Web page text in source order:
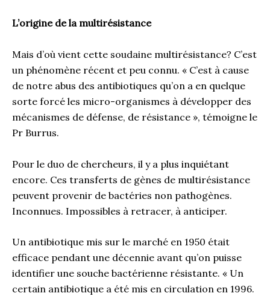
L’origine de la multirésistance
Mais d’où vient cette soudaine multirésistance? C’est
un phénomène récent et peu connu. « C’est à cause
de notre abus des antibiotiques qu’on a en quelque
sorte forcé les micro-organismes à développer des
mécanismes de défense, de résistance », témoigne le
Pr Burrus.
Pour le duo de chercheurs, il y a plus inquiétant
encore. Ces transferts de gènes de multirésistance
peuvent provenir de bactéries non pathogènes.
Inconnues. Impossibles à retracer, à anticiper.
Un antibiotique mis sur le marché en 1950 était
efficace pendant une décennie avant qu’on puisse
identifier une souche bactérienne résistante. « Un
certain antibiotique a été mis en circulation en 1996.